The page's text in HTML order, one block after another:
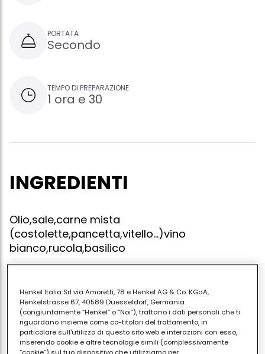
PORTATA
Secondo
TEMPO DI PREPARAZIONE
1 ora e 30
INGREDIENTI
Olio,sale,carne mista
(costolette,pancetta,vitello...)vino
bianco,rucola,basilico
Tagliare i diversi tipi di carne a listarelle e far rosolare
per qualche minuto in olio bollente..tirare poi con del
vino bianco.a cottura della carne ultimata salare e
aggingere la rucola e il basilico e saltare il tutto per
Henkel Italia Srl via Amoretti, 78 e Henkel AG & Co. KGaA,
Henkelstrasse 67, 40589 Duesseldorf, Germania
(congiuntamente “Henkel” o “Noi”), trattano i dati personali che ti
riguardano insieme come co-titolari del trattamento, in
particolare sull'utilizzo di questo sito web e interazioni con esso,
inserendo cookie e altre tecnologie simili (complessivamente